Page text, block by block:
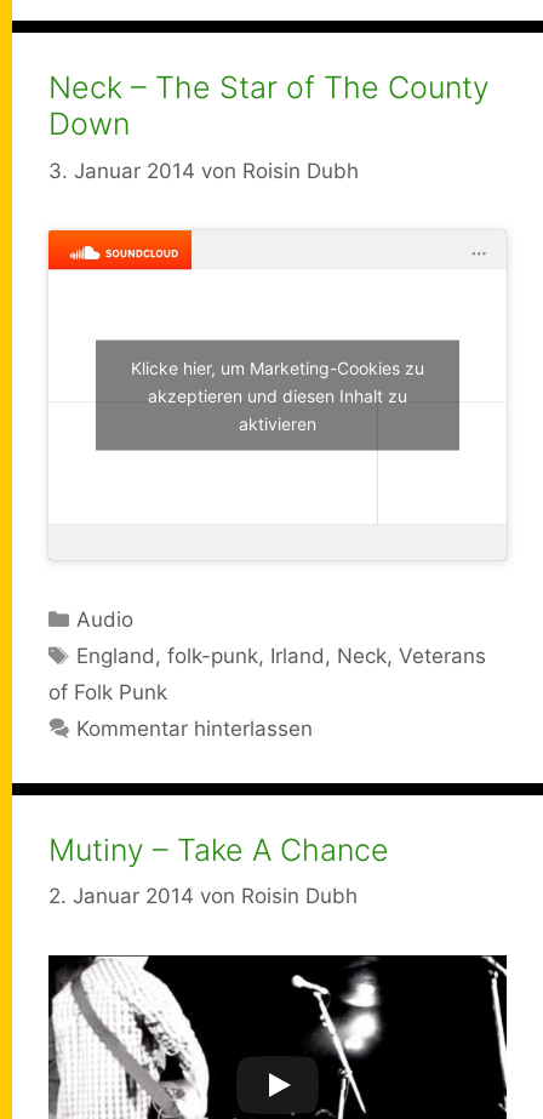
Neck – The Star of The County
Down
3. Januar 2014 von Roisin Dubh
Klicke hier, um Marketing-Cookies zu
akzeptieren und diesen Inhalt zu
aktivieren
Kategorien
Audio
Schlagwörter
England ,folk-punk, Irland , Neck,Veterans
of Folk Punk
Kommentar hinterlassen
Mutiny – Take A Chance
2. Januar 2014 von Roisin Dubh